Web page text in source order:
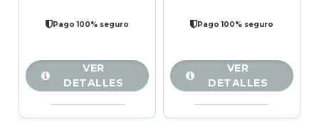
Pago 100% seguro
VER
DETALLES
Pago 100% seguro
VER
DETALLES